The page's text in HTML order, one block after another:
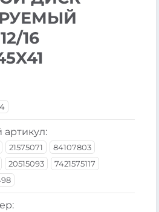
16
21575071
84107803
20515093
7421575117